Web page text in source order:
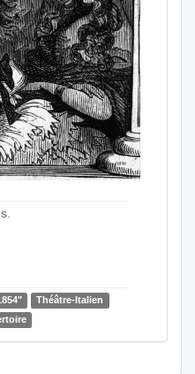
Théâtre-Italien